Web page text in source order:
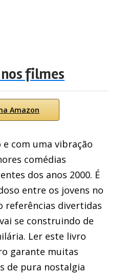
filmes
Amazon
com uma vibração
comédias
dos anos 2000. É
entre os jovens no
referências divertidas
se construindo de
Ler este livro
garante muitas
de pura nostalgia